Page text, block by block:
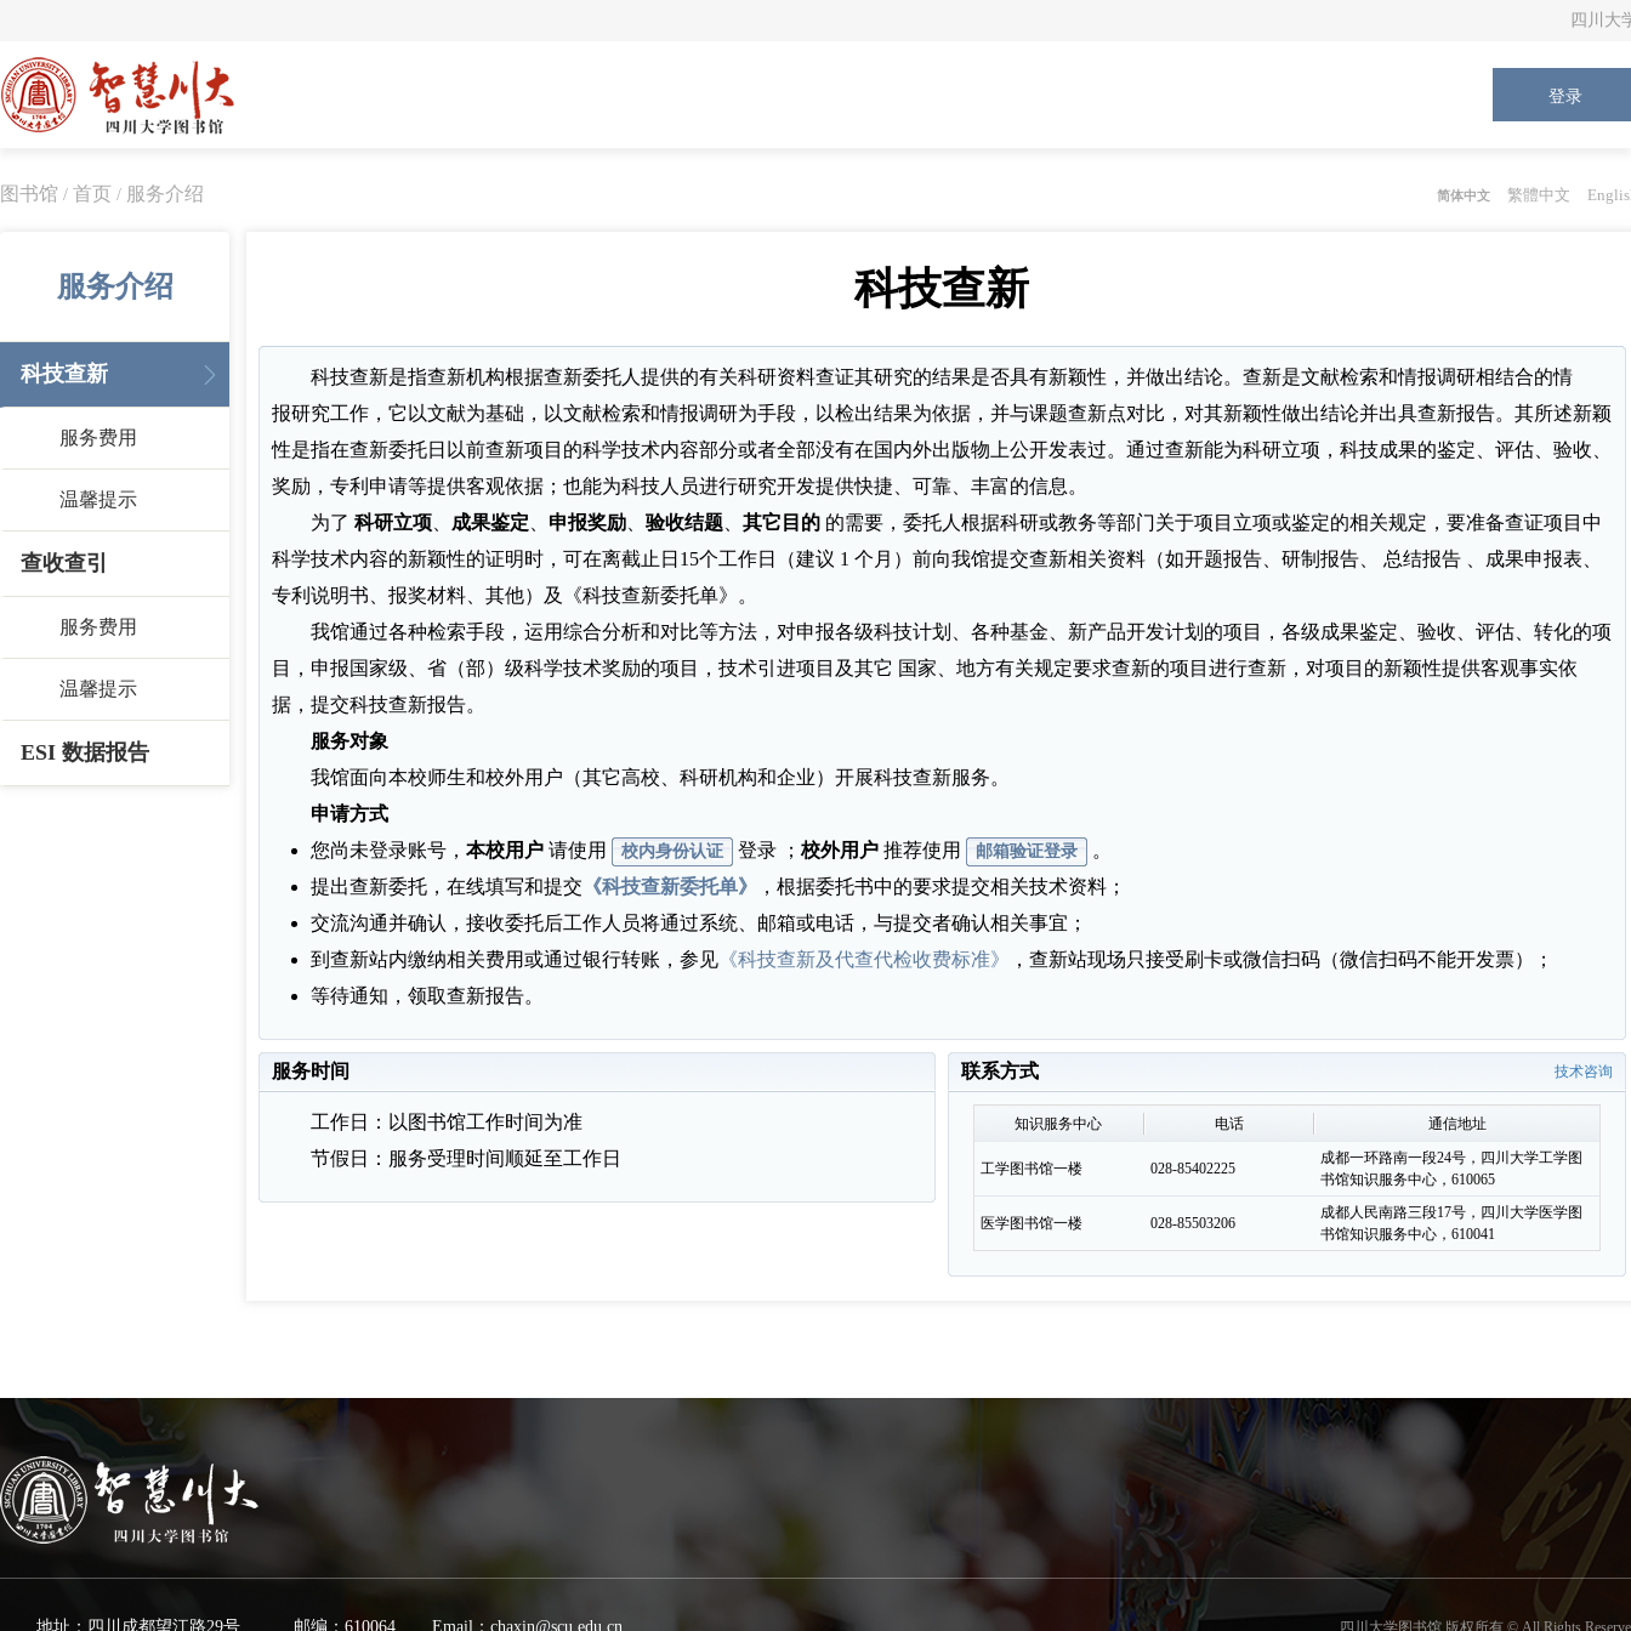
四川大
登录
简体中文 繁體中文
图书馆 / 首页 / 服务介绍
服务介绍
科技查新
服务费用
温馨提示
查收查引
服务费用
温馨提示
ESI 数据报告
科技查新
科技查新是指查新机构根据查新委托人提供的有关科研资料查证其研究的结果是否具有新颖性，并做出结论。查新是文献检索和情报调研相结合的情
报研究工作，它以文献为基础，以文献检索和情报调研为手段，以检出结果为依据，并与课题查新点对比，对其新颖性做出结论并出具查新报告。其所述新颖
性是指在查新委托日以前查新项目的科学技术内容部分或者全部没有在国内外出版物上公开发表过。通过查新能为科研立项，科技成果的鉴定、评估、验收、
奖励，专利申请等提供客观依据；也能为科技人员进行研究开发提供快捷、可靠、丰富的信息。
为了 科研立项、 成果鉴定 申报奖励、 验收结题、 其它目的的需要，委托人根据科研或教务等部门关于项目立项或鉴定的相关规定，要准备查证项目中
科学技术内容的新颖性的证明时，可在离截止日15个工作日（建议 1 个月）前向我馆提交查新相关资料（如开题报告、研制报告、 总结报告 、成果申报表、
专利说明书、报奖材料、其他）及《科技查新委托单》。
我馆通过各种检索手段，运用综合分析和对比等方法，对申报各级科技计划、各种基金、新产品开发计划的项目，各级成果鉴定、验收、评估、转化的项
目，申报国家级、省（部）级科学技术奖励的项目，技术引进项目及其它 国家、地方有关规定要求查新的项目进行查新，对项目的新颖性提供客观事实依
据，提交科技查新报告。
服务对象
我馆面向本校师生和校外用户（其它高校、科研机构和企业）开展科技查新服务。
申请方式
您尚未登录账号， 本校用户请使用 校内身份认证 登录 ； 校外用户推荐使用 邮箱验证登录
。
提出查新委托，在线填写和提交 《科技查新委托单》
，根据委托书中的要求提交相关技术资料；
交流沟通并确认，接收委托后工作人员将通过系统、邮箱或电话，与提交者确认相关事宜；
到查新站内缴纳相关费用或通过银行转账，参见《科技查新及代查代检收费标准》
，查新站现场只接受刷卡或微信扫码（微信扫码不能开发票）；
等待通知，领取查新报告。
服务时间
工作日：以图书馆工作时间为准
节假日：服务受理时间顺延至工作日
技术咨询
联系方式
知识服务中心 电话 通信地址
工学图书馆一楼 028-85402225
成都一环路南一段24号，四川大学工学图
书馆知识服务中心，610065
医学图书馆一楼 028-85503206
成都人民南路三段17号，四川大学医学图
书馆知识服务中心，610041
地址：四川成都望江路29号 邮编：610064 Email：chaxin@scu.edu.cn 四川大学图书馆 版权所有 © All Rights